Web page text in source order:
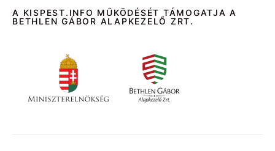
A KISPEST.INFO MŰKÖDÉSÉT TÁMOGATJA A
BETHLEN GÁBOR ALAPKEZELŐ ZRT.